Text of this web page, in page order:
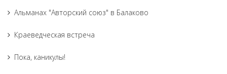
Альманах "Авторский союз" в Балаково
Краеведческая встреча
Пока, каникулы!